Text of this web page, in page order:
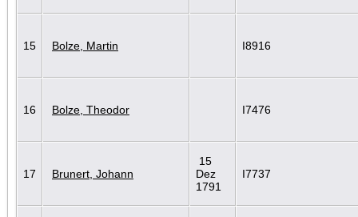
15 Bolze, Martin I8916
16 Bolze, Theodor I7476
17 Brunert, Johann
15
Dez
1791
I7737